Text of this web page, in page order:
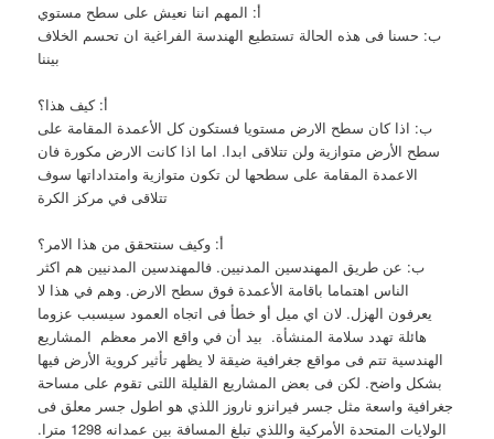
أ: المهم اننا نعيش على سطح مستوي
ب: حسنا فى هذه الحالة تستطيع الهندسة الفراغية ان تحسم الخلاف
بيننا
أ: كيف هذا؟
ب: اذا كان سطح الارض مستويا فستكون كل الأعمدة المقامة على
سطح الأرض متوازية ولن تتلاقى ابدا. اما اذا كانت الارض مكورة فان
الاعمدة المقامة على سطحها لن تكون متوازية وامتداداتها سوف
تتلاقى في مركز الكرة
أ: وكيف سنتحقق من هذا الامر؟
ب: عن طريق المهندسين المدنيين. فالمهندسين المدنيين هم اكثر
الناس اهتماما باقامة الأعمدة فوق سطح الارض. وهم في هذا لا
يعرفون الهزل. لان اي ميل أو خطأ فى اتجاه العمود سيسبب عزوما
هائلة تهدد سلامة المنشأة. بيد أن في واقع الامر معظم المشاريع
الهندسية تتم فى مواقع جغرافية ضيقة لا يظهر تأثير كروية الأرض فيها
بشكل واضح. لكن فى بعض المشاريع القليلة اللتى تقوم على مساحة
جغرافية واسعة مثل جسر فيرانزو ناروز اللذي هو اطول جسر معلق فى
الولايات المتحدة الأمركية واللذي تبلغ المسافة بين عمدانه 1298 مترا.